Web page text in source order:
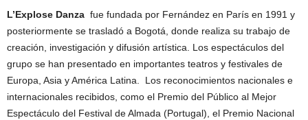
L’Explose Danza fue fundada por Fernández en París en 1991 y
posteriormente se trasladó a Bogotá, donde realiza su trabajo de
creación, investigación y difusión artística. Los espectáculos del
grupo se han presentado en importantes teatros y festivales de
Europa, Asia y América Latina. Los reconocimientos nacionales e
internacionales recibidos, como el Premio del Público al Mejor
Espectáculo del Festival de Almada (Portugal), el Premio Nacional